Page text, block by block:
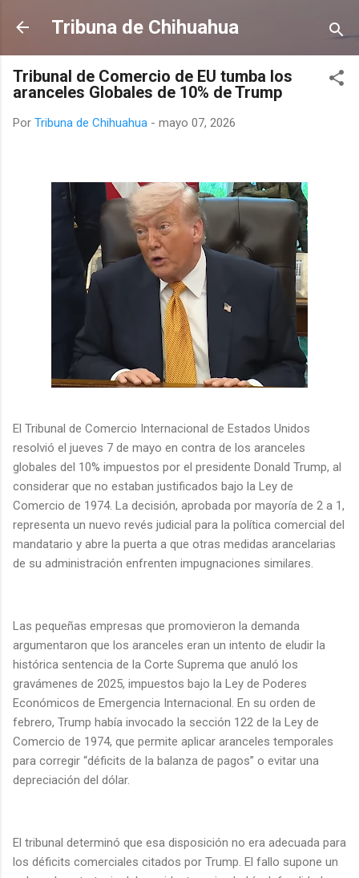
Ir al contenido principal
Tribuna de Chihuahua
Tribunal de Comercio de EU tumba los
aranceles Globales de 10% de Trump
Por Tribuna de Chihuahua - mayo 07, 2026
El Tribunal de Comercio Internacional de Estados Unidos
resolvió el jueves 7 de mayo en contra de los aranceles
globales del 10% impuestos por el presidente Donald Trump, al
considerar que no estaban justificados bajo la Ley de
Comercio de 1974. La decisión, aprobada por mayoría de 2 a 1,
representa un nuevo revés judicial para la política comercial del
mandatario y abre la puerta a que otras medidas arancelarias
de su administración enfrenten impugnaciones similares.
Las pequeñas empresas que promovieron la demanda
argumentaron que los aranceles eran un intento de eludir la
histórica sentencia de la Corte Suprema que anuló los
gravámenes de 2025, impuestos bajo la Ley de Poderes
Económicos de Emergencia Internacional. En su orden de
febrero, Trump había invocado la sección 122 de la Ley de
Comercio de 1974, que permite aplicar aranceles temporales
para corregir “déficits de la balanza de pagos” o evitar una
depreciación del dólar.
El tribunal determinó que esa disposición no era adecuada para
los déficits comerciales citados por Trump. El fallo supone un